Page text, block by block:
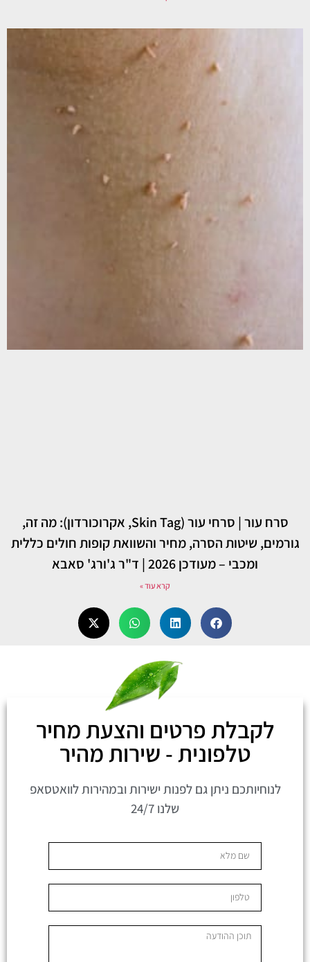
סרח עור | סרחי עור (Skin Tag, אקרוכורדון): מה זה,
גורמים, שיטות הסרה, מחיר והשוואת קופות חולים כללית
ומכבי – מעודכן 2026 | ד"ר ג'ורג' סאבא
קרא עוד »
לקבלת פרטים והצעת מחיר
טלפונית - שירות מהיר
לנוחיותכם ניתן גם לפנות ישירות ובמהירות לוואטסאפ
שלנו 24/7